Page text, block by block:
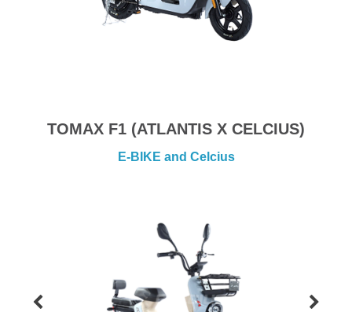
TOMAX F1 (ATLANTIS X CELCIUS)
E-BIKE and Celcius